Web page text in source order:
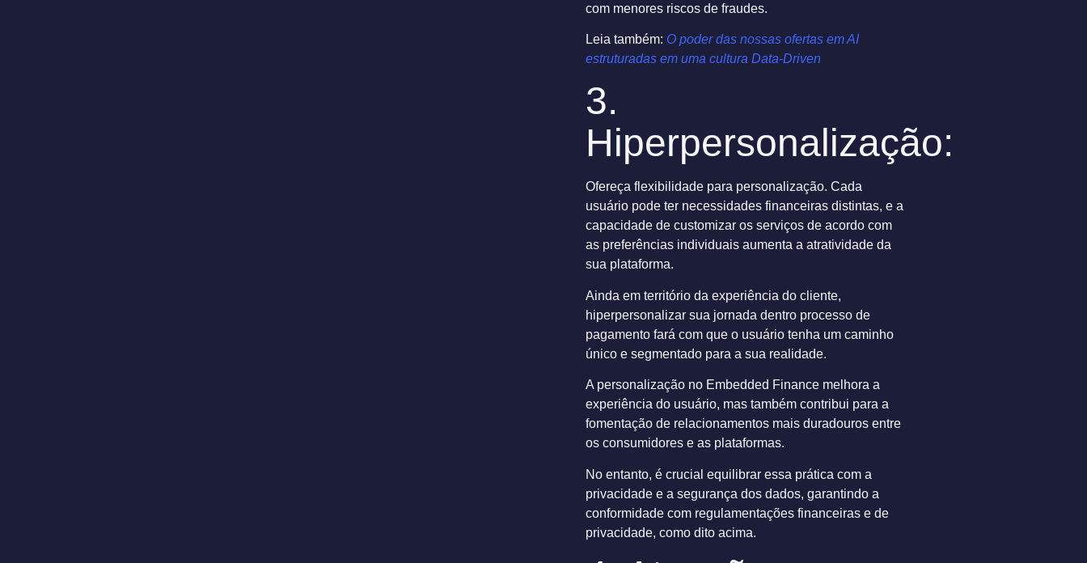
com menores riscos de fraudes.
Leia também: O poder das nossas ofertas em AI
estruturadas em uma cultura Data-Driven
3.
Hiperpersonalização:
Ofereça flexibilidade para personalização. Cada
usuário pode ter necessidades financeiras distintas, e a
capacidade de customizar os serviços de acordo com
as preferências individuais aumenta a atratividade da
sua plataforma.
Ainda em território da experiência do cliente,
hiperpersonalizar sua jornada dentro processo de
pagamento fará com que o usuário tenha um caminho
único e segmentado para a sua realidade.
A personalização no Embedded Finance melhora a
experiência do usuário, mas também contribui para a
fomentação de relacionamentos mais duradouros entre
os consumidores e as plataformas.
No entanto, é crucial equilibrar essa prática com a
privacidade e a segurança dos dados, garantindo a
conformidade com regulamentações financeiras e de
privacidade, como dito acima.